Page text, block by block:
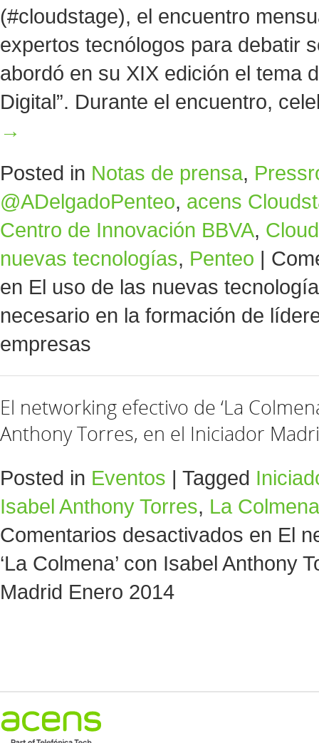
(#cloudstage), el encuentro
expertos tecnólogos para debatir
abordó en su XIX edición el tema
Digital”. Durante el encuentro,
→
Posted in Notas de prensa,
@ADelgadoPenteo, acens
Centro de Innovación BBVA,
nuevas tecnologías, Penteo |
en El uso de las nuevas
necesario en la formación de
empresas
El networking efectivo de ‘La
Anthony Torres, en el Iniciador
Posted in Eventos | Tagged
Isabel Anthony Torres, La Colmena
Comentarios desactivados en El
‘La Colmena’ con Isabel Anthony
Madrid Enero 2014